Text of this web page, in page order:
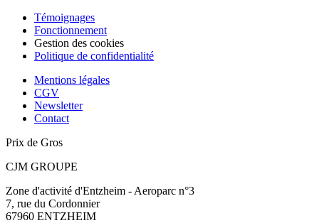
Témoignages
Fonctionnement
Gestion des cookies
Politique de confidentialité
Mentions légales
CGV
Newsletter
Contact
Prix de Gros
CJM GROUPE
Zone d'activité d'Entzheim - Aeroparc n°3
7, rue du Cordonnier
67960 ENTZHEIM